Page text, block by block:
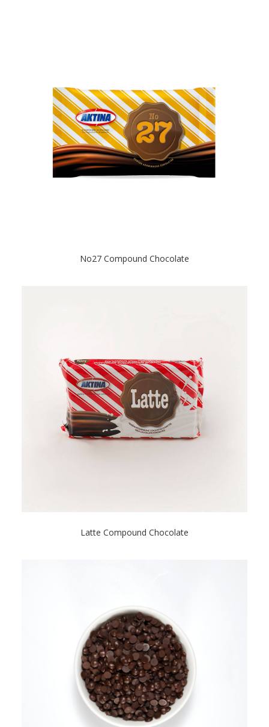
Νο27 Compound Chocolate
Latte Compound Chocolate